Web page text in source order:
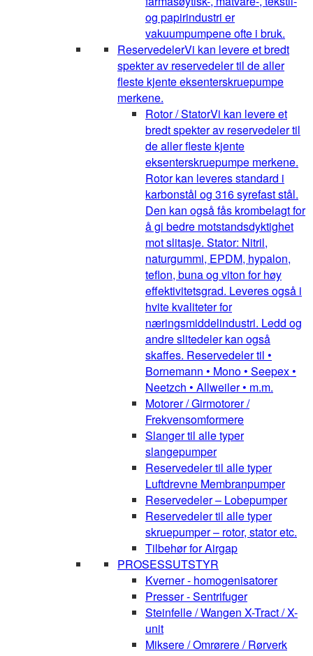
og papirindustri er
vakuumpumpene ofte i bruk.
ReservedelerVi kan levere et bredt
spekter av reservedeler til de aller
fleste kjente eksenterskruepumpe
merkene.
Rotor / StatorVi kan levere et
bredt spekter av reservedeler til
de aller fleste kjente
eksenterskruepumpe merkene.
Rotor kan leveres standard i
karbonstål og 316 syrefast stål.
Den kan også fås krombelagt for
å gi bedre motstandsdyktighet
mot slitasje. Stator: Nitril,
naturgummi, EPDM, hypalon,
teflon, buna og viton for høy
effektivitetsgrad. Leveres også i
hvite kvaliteter for
næringsmiddelindustri. Ledd og
andre slitedeler kan også
skaffes. Reservedeler til •
Bornemann • Mono • Seepex •
Neetzch • Allweiler • m.m.
Motorer / Girmotorer /
Frekvensomformere
Slanger til alle typer
slangepumper
Reservedeler til alle typer
Luftdrevne Membranpumper
Reservedeler – Lobepumper
Reservedeler til alle typer
skruepumper – rotor, stator etc.
Tilbehør for Airgap
PROSESSUTSTYR
Kverner - homogenisatorer
Presser - Sentrifuger
Steinfelle / Wangen X-Tract / X-
unit
Miksere / Omrørere / Rørverk